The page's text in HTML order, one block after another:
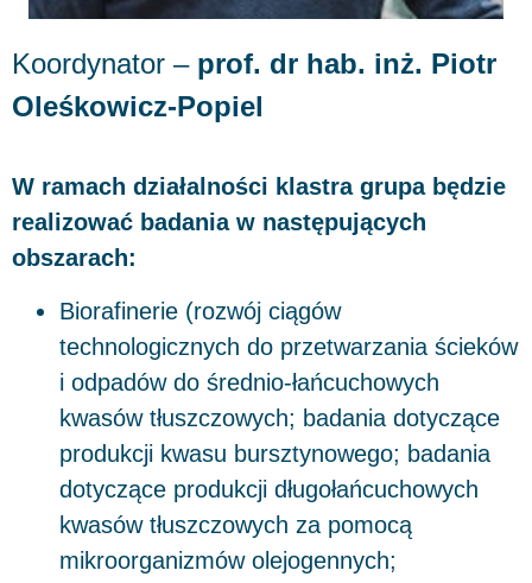
Koordynator – prof. dr hab. inż. Piotr
Oleśkowicz-Popiel
W ramach działalności klastra grupa będzie
realizować badania w następujących
obszarach:
Biorafinerie (rozwój ciągów
technologicznych do przetwarzania ścieków
i odpadów do średnio-łańcuchowych
kwasów tłuszczowych; badania dotyczące
produkcji kwasu bursztynowego; badania
dotyczące produkcji długołańcuchowych
kwasów tłuszczowych za pomocą
mikroorganizmów olejogennych;